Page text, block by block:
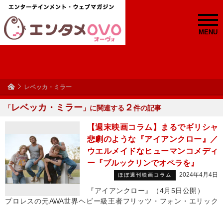
MENU
レベッカ・ミラー
「レベッカ・ミラー 」に関連する ２件の記事
【週末映画コラム】まるでギリシャ
悲劇のような『アイアンクロー』／
ウエルメイドなヒューマンコメディ
ー『ブルックリンでオペラを』
ほぼ週刊映画コラム 2024年4月4日
『アイアンクロー』（4月5日公開）
プロレスの元AWA世界ヘビー級王者フリッツ・フォン・エリック